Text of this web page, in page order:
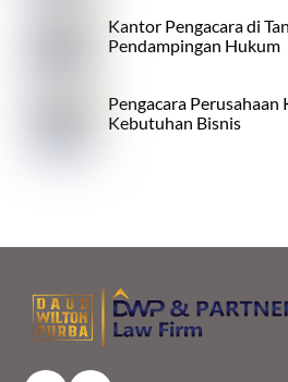
Kantor Pengacara di
Pendampingan Hukum
Pengacara
Kebutuhan Bisnis